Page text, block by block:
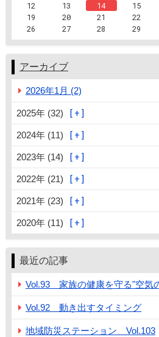
12
13 14 15
19
20 21 22
26
27 28 29
アーカイブ
2026年1月 (2)
2025年 (32)
2024年 (11)
2023年 (14)
2022年 (21)
2021年 (23)
2020年 (11)
最近の記事
Vol.93 家族の健康を守る"空気
Vol.92 動き出すタイミング
地域防災ステーション Vol.103